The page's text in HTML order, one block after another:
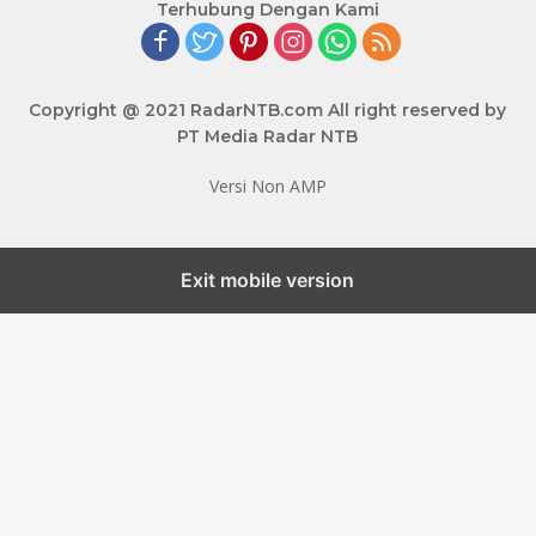
Terhubung Dengan Kami
Copyright @ 2021 RadarNTB.com All right reserved by
PT Media Radar NTB
Versi Non AMP
Exit mobile version